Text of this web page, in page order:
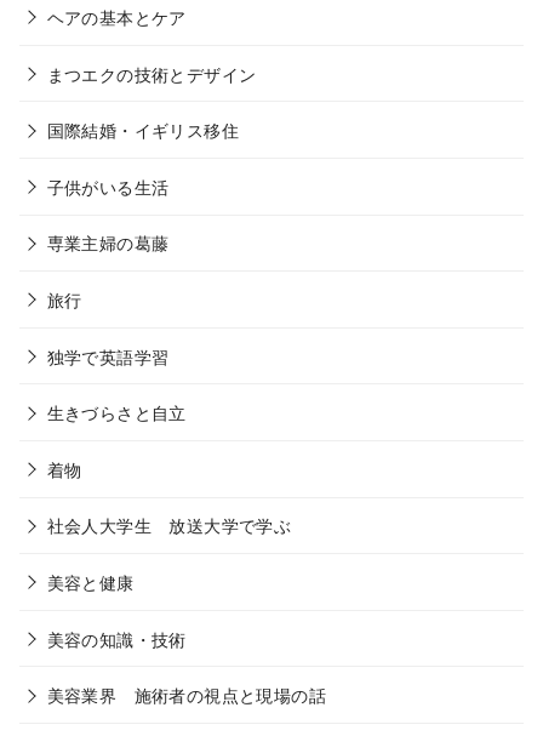
ヘアの基本とケア
まつエクの技術とデザイン
国際結婚・イギリス移住
子供がいる生活
専業主婦の葛藤
旅行
独学で英語学習
生きづらさと自立
着物
社会人大学生 放送大学で学ぶ
美容と健康
美容の知識・技術
美容業界 施術者の視点と現場の話